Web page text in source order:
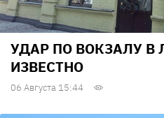
УДАР ПО ВОКЗАЛУ В
ИЗВЕСТНО
06 Августа 15:44